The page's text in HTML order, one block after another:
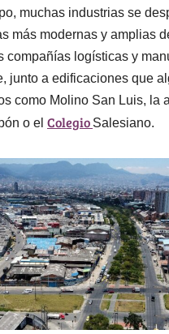
muchas industrias se
más modernas y amplias
compañías logísticas y
junto a edificaciones que
como Molino San Luis, la
o el Colegio Salesiano.